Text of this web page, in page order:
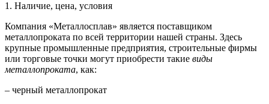
1. Наличие, цена, условия
Компания «Металлосплав» является поставщиком
металлопроката по всей территории нашей страны. Здесь
крупные промышленные предприятия, строительные фирмы
или торговые точки могут приобрести такие виды
металлопроката, как:
– черный металлопрокат